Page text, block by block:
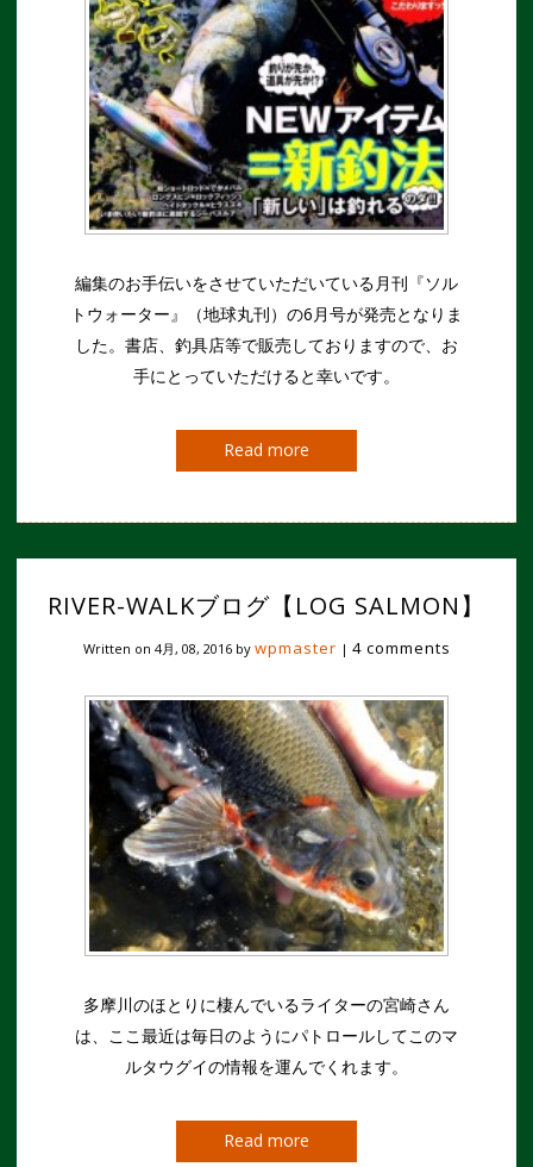
編集のお手伝いをさせていただいている月刊『ソル
トウォーター』（地球丸刊）の6月号が発売となりま
した。書店、釣具店等で販売しておりますので、お
手にとっていただけると幸いです。
Read more
RIVER-WALKブログ【LOG SALMON】
Written on 4月, 08, 2016 by wpmaster | 4 comments
多摩川のほとりに棲んでいるライターの宮崎さん
は、ここ最近は毎日のようにパトロールしてこのマ
ルタウグイの情報を運んでくれます。
Read more